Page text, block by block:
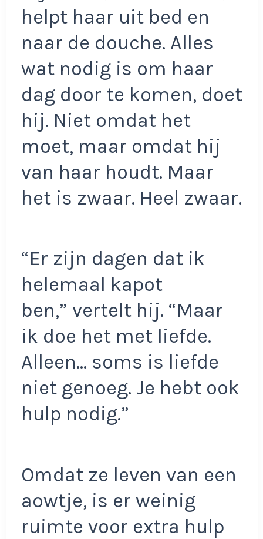
helpt haar uit bed en
naar de douche. Alles
wat nodig is om haar
dag door te komen, doet
hij. Niet omdat het
moet, maar omdat hij
van haar houdt. Maar
het is zwaar. Heel zwaar.
“Er zijn dagen dat ik
helemaal kapot
ben,” vertelt hij. “Maar
ik doe het met liefde.
Alleen… soms is liefde
niet genoeg. Je hebt ook
hulp nodig.”
Omdat ze leven van een
aowtje, is er weinig
ruimte voor extra hulp